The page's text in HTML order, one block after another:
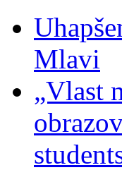
Mlavi
„Vlast